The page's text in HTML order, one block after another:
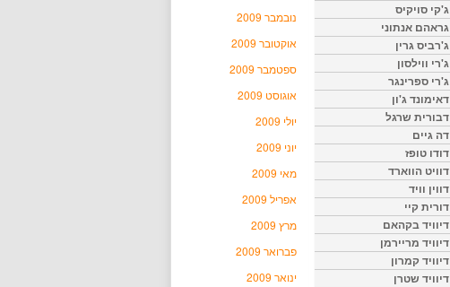
נובמבר 2009
אוקטובר 2009
ספטמבר 2009
אוגוסט 2009
יולי 2009
יוני 2009
מאי 2009
אפריל 2009
מרץ 2009
פברואר 2009
ינואר 2009
ג'קי סויקיס
גראהם אנתוני
ג'רביס גרין
ג'רי ווילסון
ג'רי ספרינגר
דאימונד ג'ון
דבורית שרגל
דה גיים
דודו טופז
דוויט הווארד
דווין וויד
דורית קיי
דיוויד בקהאם
דיוויד מריירמן
דיוויד קמרון
דיוויד שטרן